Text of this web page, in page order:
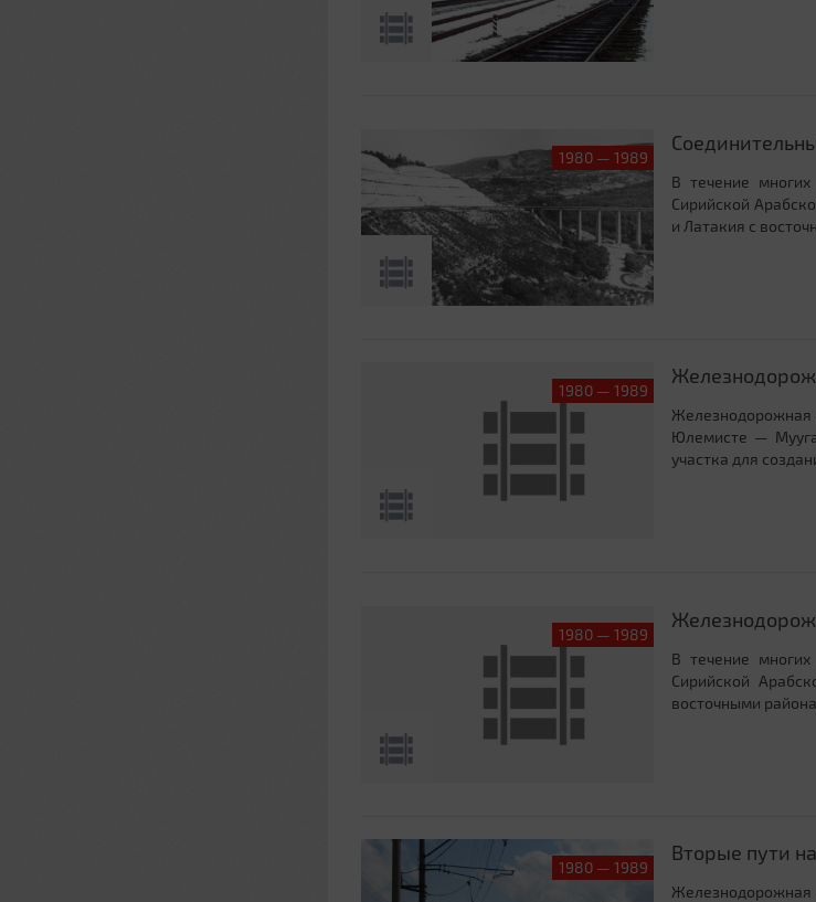
1980 — 1989
В течение
Сирийской
и Латакия с
1980 — 1989
Юлемисте — Мууга
участка для
1980 — 1989
В течение
Сирийской
восточными
1980 — 1989
Вторые пути